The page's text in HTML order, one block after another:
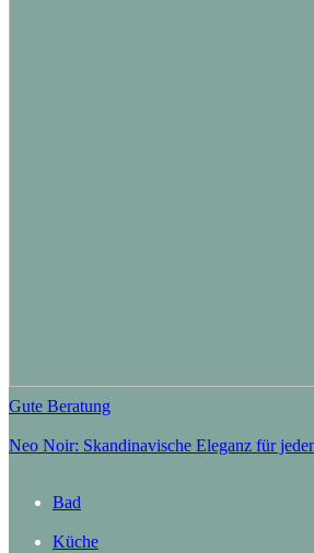
Gute Beratung
Neo Noir: Skandinavische Eleganz für
Bad
Küche